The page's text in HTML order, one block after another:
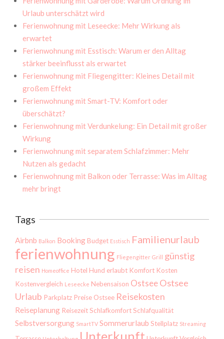
Urlaub unterschätzt wird
Ferienwohnung mit Leseecke: Mehr Wirkung als
erwartet
Ferienwohnung mit Esstisch: Warum er den Alltag
stärker beeinflusst als erwartet
Ferienwohnung mit Fliegengitter: Kleines Detail mit
großem Effekt
Ferienwohnung mit Smart-TV: Komfort oder
überschätzt?
Ferienwohnung mit Verdunkelung: Ein Detail mit großer
Wirkung
Ferienwohnung mit separatem Schlafzimmer: Mehr
Nutzen als gedacht
Ferienwohnung mit Balkon oder Terrasse: Was im Alltag
mehr bringt
Tags
Airbnb Balkon Booking Budget Esstisch Familienurlaub
ferienwohnung Fliegengitter Grill günstig
reisen Homeoffice Hotel Hund erlaubt Komfort Kosten
Kostenvergleich Leseecke Nebensaison OstseeOstsee
Urlaub Parkplatz Preise Ostsee Reisekosten
Reiseplanung ReisezeitSchlafkomfortSchlafqualität
Selbstversorgung SmartTV Sommerurlaub Stellplatz Streaming
Unterkunft